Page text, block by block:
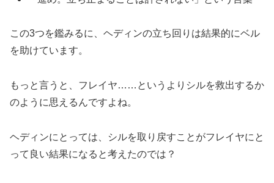
この3つを鑑みるに、ヘディンの立ち回りは結果的にベル
を助けています。
もっと言うと、フレイヤ……というよりシルを救出するか
のように思えるんですよね。
ヘディンにとっては、シルを取り戻すことがフレイヤにと
って良い結果になると考えたのでは？